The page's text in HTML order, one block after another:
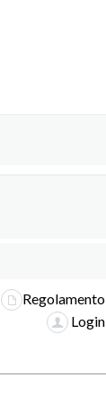
Regolamento
Login